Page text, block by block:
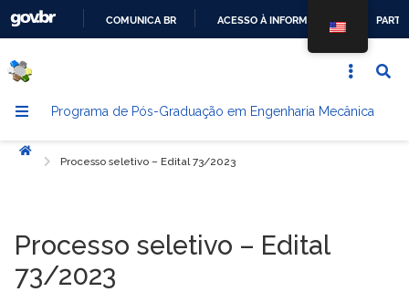
CONTEÚDO
COMUNICA BR ACESSO À INFORMAÇÃO
Programa de Pós-Graduação em Engenharia Mecânica
Início
Processo seletivo – Edital 73/2023
Processo seletivo – Edital
73/2023